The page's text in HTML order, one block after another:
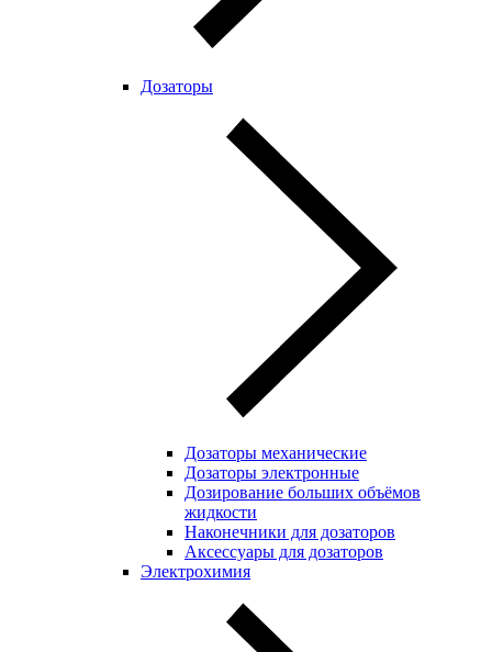
Дозаторы
Дозаторы механические
Дозаторы электронные
Дозирование больших объёмов
жидкости
Наконечники для дозаторов
Аксессуары для дозаторов
Электрохимия